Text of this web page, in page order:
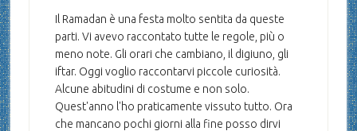
Il Ramadan è una festa molto sentita da queste
parti. Vi avevo raccontato tutte le regole, più o
meno note. Gli orari che cambiano, il digiuno, gli
iftar. Oggi voglio raccontarvi piccole curiosità.
Alcune abitudini di costume e non solo.
Quest'anno l'ho praticamente vissuto tutto. Ora
che mancano pochi giorni alla fine posso dirvi